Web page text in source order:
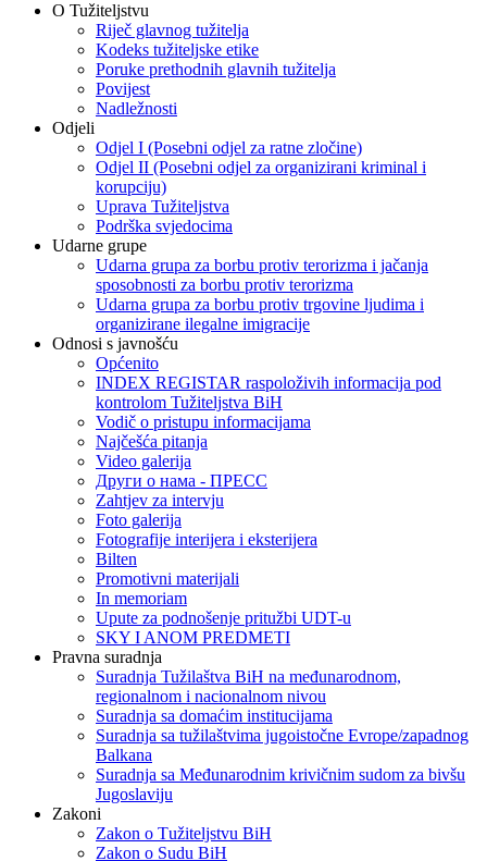
O Tužiteljstvu
Riječ glavnog tužitelja
Kodeks tužiteljske etike
Poruke prethodnih glavnih tužitelja
Povijest
Nadležnosti
Odjeli
Odjel I (Posebni odjel za ratne zločine)
Odjel II (Posebni odjel za organizirani kriminal i
korupciju)
Uprava Tužiteljstva
Podrška svjedocima
Udarne grupe
Udarna grupa za borbu protiv terorizma i jačanja
sposobnosti za borbu protiv terorizma
Udarna grupa za borbu protiv trgovine ljudima i
organizirane ilegalne imigracije
Odnosi s javnošću
Općenito
INDEX REGISTAR raspoloživih informacija pod
kontrolom Tužiteljstva BiH
Vodič o pristupu informacijama
Najčešća pitanja
Video galerija
Други о нама - ПРЕСC
Zahtjev za intervju
Foto galerija
Fotografije interijera i eksterijera
Bilten
Promotivni materijali
In memoriam
Upute za podnošenje pritužbi UDT-u
SKY I ANOM PREDMETI
Pravna suradnja
Suradnja Tužilaštva BiH na međunarodnom,
regionalnom i nacionalnom nivou
Suradnja sa domaćim institucijama
Suradnja sa tužilaštvima jugoistočne Evrope/zapadnog
Balkana
Suradnja sa Međunarodnim krivičnim sudom za bivšu
Jugoslaviju
Zakoni
Zakon o Тužiteljstvu BiH
Zakon o Sudu BiH